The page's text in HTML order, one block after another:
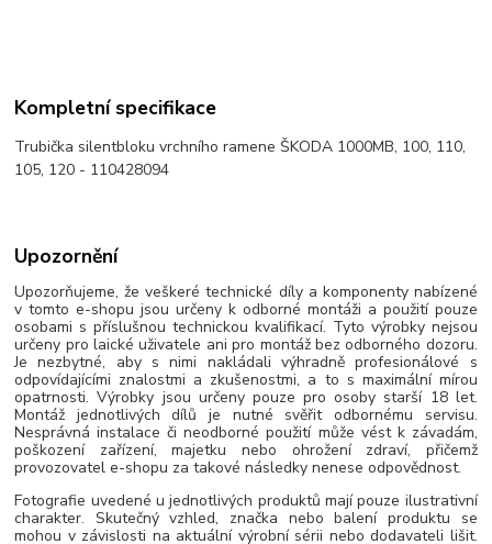
Kompletní specifikace
Trubička silentbloku vrchního ramene ŠKODA 1000MB, 100, 110,
105, 120 - 110428094
Upozornění
Upozorňujeme, že veškeré technické díly a komponenty nabízené
v tomto e-shopu jsou určeny k odborné montáži a použití pouze
osobami s příslušnou technickou kvalifikací. Tyto výrobky nejsou
určeny pro laické uživatele ani pro montáž bez odborného dozoru.
Je nezbytné, aby s nimi nakládali výhradně profesionálové s
odpovídajícími znalostmi a zkušenostmi, a to s maximální mírou
opatrnosti. Výrobky jsou určeny pouze pro osoby starší 18 let.
Montáž jednotlivých dílů je nutné svěřit odbornému servisu.
Nesprávná instalace či neodborné použití může vést k závadám,
poškození zařízení, majetku nebo ohrožení zdraví, přičemž
provozovatel e-shopu za takové následky nenese odpovědnost.
Fotografie uvedené u jednotlivých produktů mají pouze ilustrativní
charakter. Skutečný vzhled, značka nebo balení produktu se
mohou v závislosti na aktuální výrobní sérii nebo dodavateli lišit.